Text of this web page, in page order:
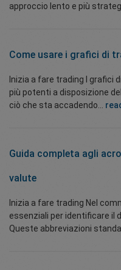
approccio lento e più
Come usare i grafici di
Inizia a fare trading I grafici
più potenti a disposizione
ciò che sta accadendo...
Guida completa agli
valute
Inizia a fare trading Nel
essenziali per identificare il
Queste abbreviazioni